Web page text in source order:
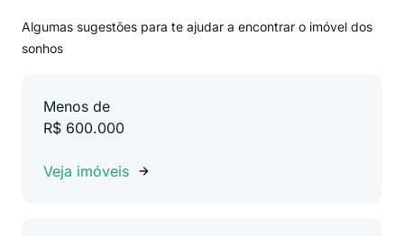
Algumas sugestões para te ajudar a encontrar o imóvel dos
sonhos
Menos de
R$ 600.000
Veja imóveis